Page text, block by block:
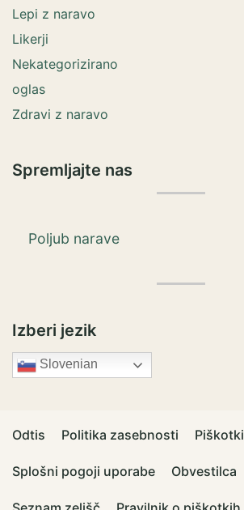
Lepi z naravo
Likerji
Nekategorizirano
oglas
Zdravi z naravo
Spremljajte nas
Poljub narave
Izberi jezik
Slovenian
Odtis Politika zasebnosti Piškotki
Splošni pogoji uporabe Obvestilca